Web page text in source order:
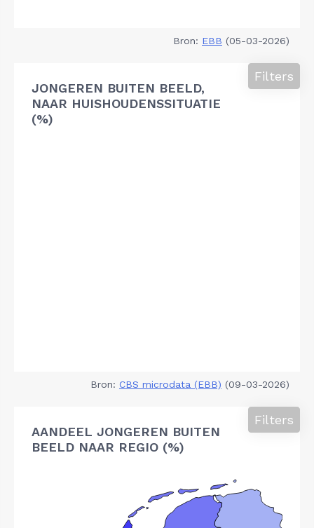
Bron: EBB (05-03-2026)
JONGEREN BUITEN BEELD,
NAAR HUISHOUDENSSITUATIE
(%)
Filters
Bron: CBS microdata (EBB) (09-03-2026)
AANDEEL JONGEREN BUITEN
BEELD NAAR REGIO (%)
Filters